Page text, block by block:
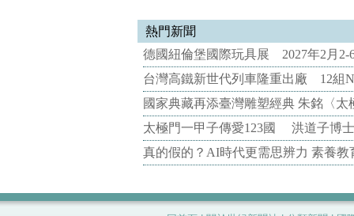
熱門新聞
德國紐倫堡國際玩具展 2027年2月2-
台灣高鐵新世代列車隆重出廠 12組
國家典藏再添臺灣雕塑經典 朱銘〈
太極門一甲子傳愛123國 洪道子博
真的假的？AI時代更需思辨力 素養